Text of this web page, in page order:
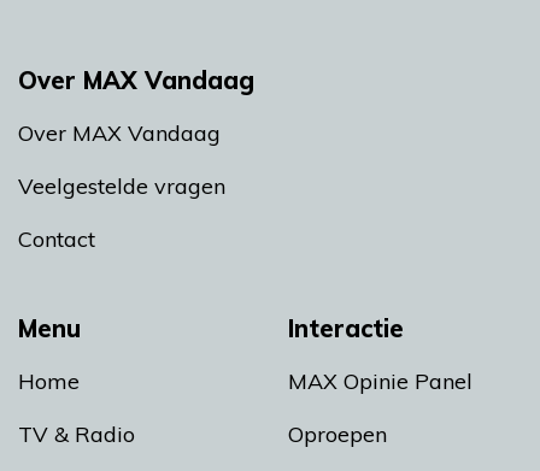
Menu
Home
TV & Radio
Interactie
MAX Opinie Panel
Oproepen
Over MAX Vandaag
Over MAX Vandaag
Veelgestelde vragen
Contact